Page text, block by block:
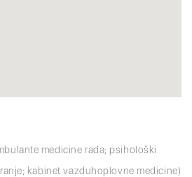
medicine rada; psihološki
kabinet vazduhoplovne medicine)